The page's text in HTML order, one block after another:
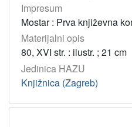
Impresum
Mostar : Prva književna
Materijalni opis
80, XVI str. : ilustr. ; 21 cm
Jedinica HAZU
Knjižnica (Zagreb)